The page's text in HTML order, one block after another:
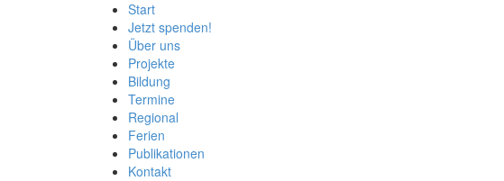
Start
Jetzt spenden!
Über uns
Projekte
Bildung
Termine
Regional
Ferien
Publikationen
Kontakt